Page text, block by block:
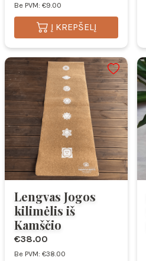
Be PVM: €9.00
Į KREPŠELĮ
Lengvas Jogos
kilimėlis iš
Kamščio
€38.00
Be PVM: €38.00